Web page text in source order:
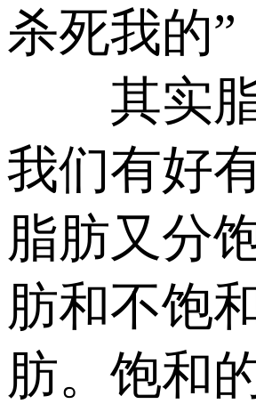
杀死我的”
其实脂
我们有好
脂肪又分
肪和不饱
肪。饱和